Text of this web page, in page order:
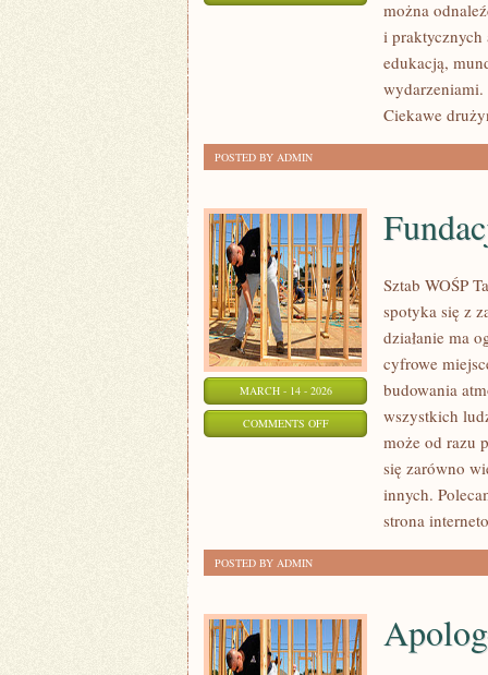
WĘDRÓWKImożna
i praktycznych
edukacją,
Ciekawe
POSTED BY ADMIN
MARCH - 14 - 2026
COMMENTS OFFON
Sztab WOŚP
spotyka się z
działanie ma
cyfrowe
budowania
wszystkich
może od razu
się zarówno
innych.
strona
POSTED BY ADMIN